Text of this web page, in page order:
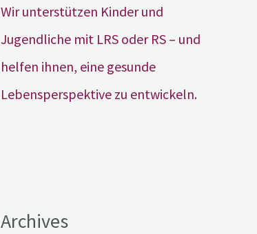
Wir unterstützen Kinder und
Jugendliche mit LRS oder RS – und
helfen ihnen, eine gesunde
Lebensperspektive zu entwickeln.
Archives